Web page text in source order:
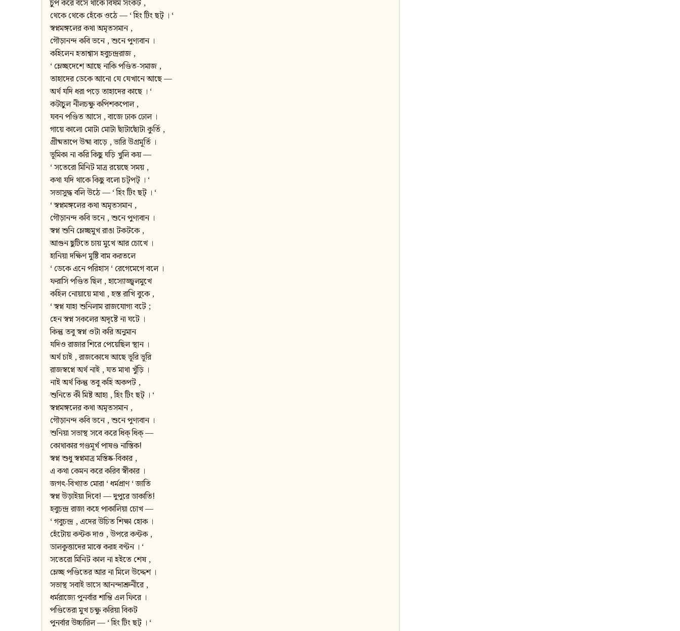
চুপ করে বসে থাকে বিষম সংকট ,
থেকে থেকে হেঁকে ওঠে — ‘ হিং টিং ছট্‌ । ‘
স্বপ্নমঙ্গলের কথা অমৃতসমান ,
গৌড়ানন্দ কবি ভনে , শুনে পুণ্যবান ।
কহিলেন হতাশ্বাস হবুচন্দ্ররাজ ,
‘ ম্লেচ্ছদেশে আছে নাকি পণ্ডিত-সমাজ ,
তাহাদের ডেকে আনো যে যেখানে আছে —
অর্থ যদি ধরা পড়ে তাহাদের কাছে । ‘
কটাচুল নীলচক্ষু কপিশকপোল ,
যবন পণ্ডিত আসে , বাজে ঢাক ঢোল ।
গায়ে কালো মোটা মোটা ছাঁটাছোঁটা কুর্তি ,
গ্রীষ্মতাপে উষ্মা বাড়ে , ভারি উগ্রমূর্তি ।
ভূমিকা না করি কিছু ঘড়ি খুলি কয় —
‘ সতেরো মিনিট মাত্র রয়েছে সময় ,
কথা যদি থাকে কিছু বলো চট্‌পট্‌ । ‘
সভাসুদ্ধ বলি উঠে — ‘ হিং টিং ছট্‌ । ‘
‘ স্বপ্নমঙ্গলের কথা অমৃতসমান ,
গৌড়ানন্দ কবি ভনে , শুনে পুণ্যবান ।
স্বপ্ন শুনি ম্লেচ্ছমুখ রাঙা টকটকে ,
আগুন ছুটিতে চায় মুখে আর চোখে ।
হানিয়া দক্ষিণ মুষ্টি বাম করতলে
‘ ডেকে এনে পরিহাস ‘ রেগেমেগে বলে ।
ফরাসি পণ্ডিত ছিল , হাস্যোজ্জ্বলমুখে
কহিল নোয়ায়ে মাথা , হস্ত রাখি বুকে ,
‘ স্বপ্ন যাহা শুনিলাম রাজযোগ্য বটে ;
হেন স্বপ্ন সকলের অদৃষ্টে না ঘটে ।
কিন্তু তবু স্বপ্ন ওটা করি অনুমান
যদিও রাজার শিরে পেয়েছিল স্থান ।
অর্থ চাই , রাজকোষে আছে ভূরি ভূরি
রাজস্বপ্নে অর্থ নাই , যত মাথা খুঁড়ি ।
নাই অর্থ কিন্তু তবু কহি অকপট ,
শুনিতে কী মিষ্ট আহা , হিং টিং ছট্‌ । ‘
স্বপ্নমঙ্গলের কথা অমৃতসমান ,
গৌড়ানন্দ কবি ভনে , শুনে পুণ্যবান ।
শুনিয়া সভাস্থ সবে করে ধিক্‌ ধিক্‌ —
কোথাকার গণ্ডমূর্খ পাষণ্ড নাস্তিক!
স্বপ্ন শুধু স্বপ্নমাত্র মস্তিষ্ক-বিকার ,
এ কথা কেমন করে করিব স্বীকার ।
জগৎ-বিখ্যাত মোরা ‘ ধর্মপ্রাণ ‘ জাতি
স্বপ্ন উড়াইয়া দিবে! — দুপুরে ডাকাতি!
হবুচন্দ্র রাজা কহে পাকালিয়া চোখ —
‘ গবুচন্দ্র , এদের উচিত শিক্ষা হোক ।
হেঁটোয় কণ্টক দাও , উপরে কণ্টক ,
ডালকুত্তাদের মাঝে করহ বণ্টন । ‘
সতেরো মিনিট কাল না হইতে শেষ ,
ম্লেচ্ছ পণ্ডিতের আর না মিলে উদ্দেশ ।
সভাস্থ সবাই ভাসে আনন্দাশ্রুনীরে ,
ধর্মরাজ্যে পুনর্বার শান্তি এল ফিরে ।
পণ্ডিতেরা মুখ চক্ষু করিয়া বিকট
পুনর্বার উচ্চারিল — ‘ হিং টিং ছট্‌ । ‘